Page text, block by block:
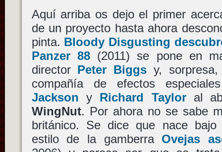
Aquí arriba os dejo el primer
de un proyecto hasta ahora
pinta. Bloody Disgusting
Panzer 88(2011) se pone en
director Peter Biggs y,
compañía de efectos
Jackson y Richard Tayloral
WingNut. Por ahora no se sabe
británico. Se dice que nace bajo
estilo de la gamberra Ovejas